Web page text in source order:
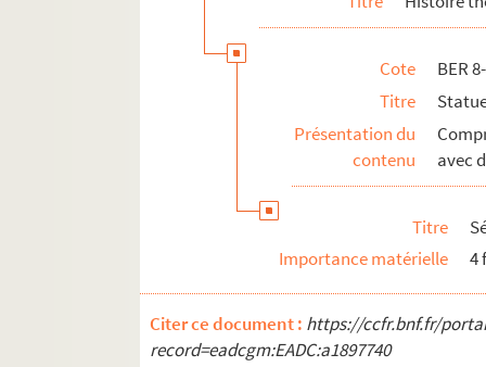
Cote
BER
Titre
Présentation du
contenu
avec
Titre
Importance matérielle
4
Citer ce document : https://ccfr.bnf.fr/
record=eadcgm:EADC:a1897740